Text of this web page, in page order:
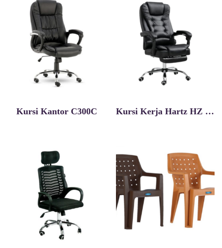
Kursi Kantor C300C Kursi Kerja Hartz HZ 321